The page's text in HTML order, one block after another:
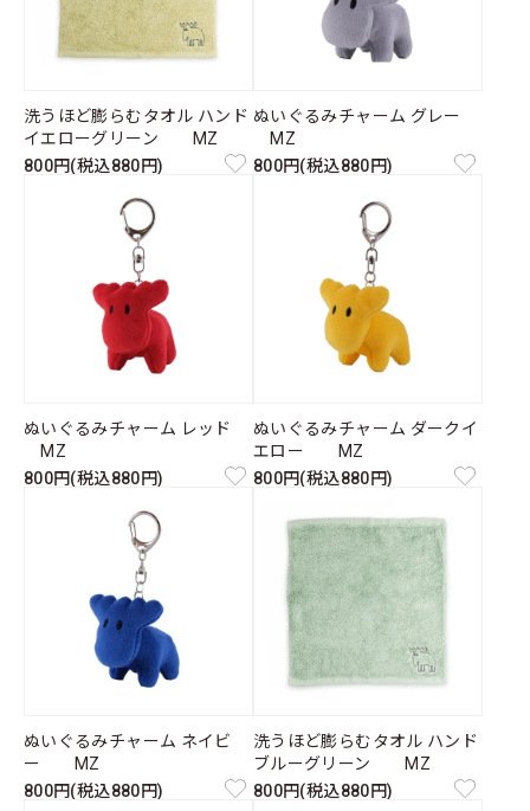
洗うほど膨らむタオル ハンド
イエローグリーン MZ
800円(税込880円)
ぬいぐるみチャーム グレー
MZ
800円(税込880円)
ぬいぐるみチャーム レッド
MZ
800円(税込880円)
ぬいぐるみチャーム ダークイ
エロー MZ
800円(税込880円)
ぬいぐるみチャーム ネイビ
ー MZ
800円(税込880円)
洗うほど膨らむタオル ハンド
ブルーグリーン MZ
800円(税込880円)